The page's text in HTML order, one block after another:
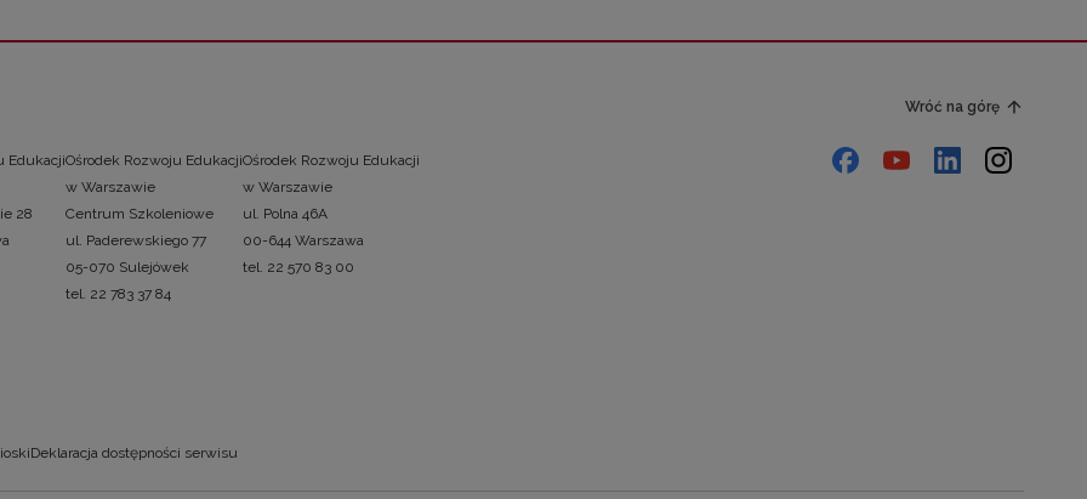
Wróć na górę
Edukacji
28
Ośrodek Rozwoju Edukacji
w Warszawie
Centrum Szkoleniowe
ul. Paderewskiego 77
05-070 Sulejówek
tel. 22 783 37 84
Ośrodek Rozwoju Edukacji
w Warszawie
ul. Polna 46A
00-644 Warszawa
tel. 22 570 83 00
Deklaracja dostępności serwisu